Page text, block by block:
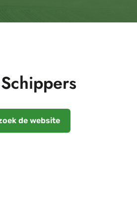
de website